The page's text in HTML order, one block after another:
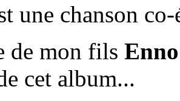
une chanson
de mon fils Enno
cet album...